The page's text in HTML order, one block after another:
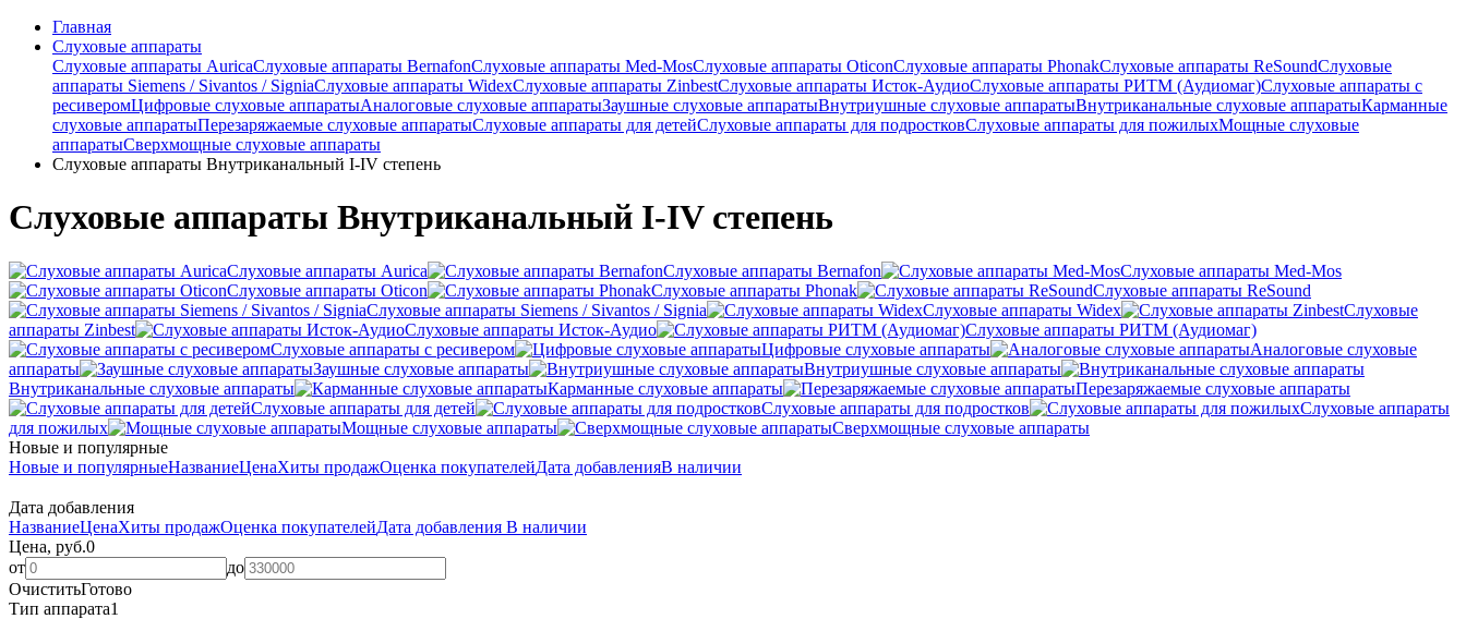
Главная
Слуховые аппараты
Слуховые аппараты AuricaСлуховые аппараты BernafonСлуховые аппараты Med-MosСлуховые аппараты OticonСлуховые аппараты PhonakСлуховые аппараты ReSoundСлуховые
аппараты Siemens / Sivantos / SigniaСлуховые аппараты WidexСлуховые аппараты ZinbestСлуховые аппараты Исток-АудиоСлуховые аппараты РИТМ (Аудиомаг)Слуховые аппараты с
ресиверомЦифровые слуховые аппаратыАналоговые слуховые аппаратыЗаушные слуховые аппаратыВнутриушные слуховые аппаратыВнутриканальные слуховые аппаратыКарманные
слуховые аппаратыПерезаряжаемые слуховые аппаратыСлуховые аппараты для детейСлуховые аппараты для подростковСлуховые аппараты для пожилыхМощные слуховые
аппаратыСверхмощные слуховые аппараты
Слуховые аппараты Внутриканальный I-IV степень
Слуховые аппараты Внутриканальный I-IV степень
Слуховые аппараты Aurica Слуховые аппараты Bernafon
Слуховые аппараты Med-Mos
Слуховые аппараты Oticon
Слуховые аппараты Phonak
Слуховые аппараты ReSound
Слуховые аппараты Siemens / Sivantos / Signia
Слуховые аппараты Widex
Слуховые
аппараты Zinbest
Слуховые аппараты Исток-Аудио
Слуховые аппараты РИТМ (Аудиомаг)
Слуховые аппараты с ресивером
Цифровые слуховые аппараты
Аналоговые слуховые
аппараты
Заушные слуховые аппараты
Внутриушные слуховые аппараты
Внутриканальные слуховые аппараты
Карманные слуховые аппараты
Перезаряжаемые слуховые аппараты
Слуховые аппараты для детей
Слуховые аппараты для подростков
Слуховые аппараты
для пожилых
Мощные слуховые аппараты
Сверхмощные слуховые аппараты
Новые и популярные
Новые и популярныеНазваниеЦенаХиты продажОценка покупателейДата добавленияВ наличии
Дата добавления
НазваниеЦенаХиты продажОценка покупателейДата добавления В наличии
Цена, руб.0
от
до
ОчиститьГотово
Тип аппарата1